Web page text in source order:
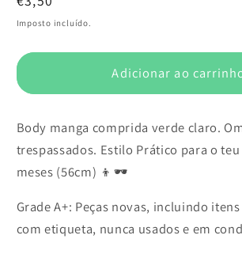
normal
Imposto incluído.
Adicionar ao
Body manga comprida verde claro.
trespassados. Estilo Prático para o
meses (56cm) 👦🕶️
Grade A+: Peças novas, incluindo
com etiqueta, nunca usados e em